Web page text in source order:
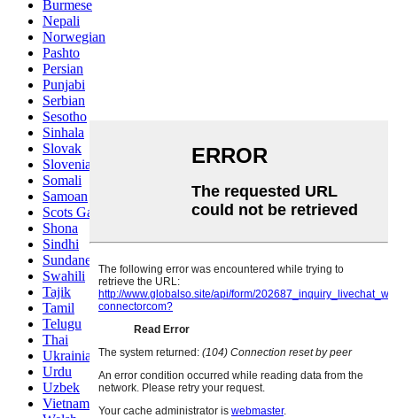
Burmese
Nepali
Norwegian
Pashto
Persian
Punjabi
Serbian
Sesotho
Sinhala
Slovak
Slovenian
Somali
Samoan
Scots Gaelic
Shona
Sindhi
Sundanese
Swahili
Tajik
Tamil
Telugu
Thai
Ukrainian
Urdu
Uzbek
Vietnamese